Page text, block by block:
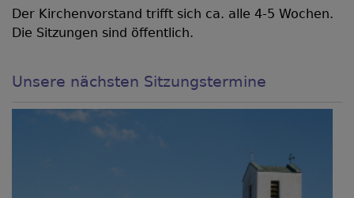
Der Kirchenvorstand trifft sich ca. alle 4-5 Wochen.
Die Sitzungen sind öffentlich.
Unsere nächsten Sitzungstermine